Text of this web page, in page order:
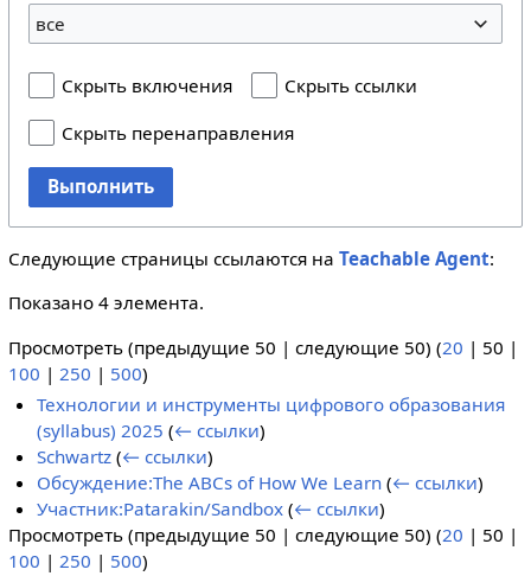
все
Скрыть включения
Скрыть ссылки
Скрыть перенаправления
Выполнить
Следующие страницы ссылаются на Teachable Agent:
Показано 4 элемента.
Просмотреть (предыдущие 50 | следующие 50) (20 | 50 |
100 | 250 | 500)
Технологии и инструменты цифрового образования
(syllabus) 2025 (← ссылки)
Schwartz (← ссылки)
Обсуждение:The ABCs of How We Learn (← ссылки)
Участник:Patarakin/Sandbox (← ссылки)
Просмотреть (предыдущие 50 | следующие 50) (20 | 50 |
100 | 250 | 500)